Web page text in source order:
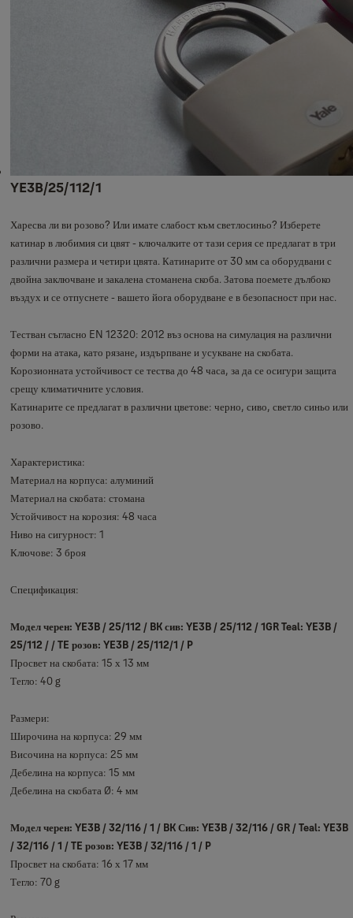
YE3B/25/112/1
Харесва ли ви розово? Или имате слабост към светлосиньо? Изберете
катинар в любимия си цвят - ключалките от тази серия се предлагат в три
различни размера и четири цвята. Катинарите от 30 мм са оборудвани с
двойна заключване и закалена стоманена скоба. Затова поемете дълбоко
въздух и се отпуснете - вашето йога оборудване е в безопасност при нас.
Тестван съгласно EN 12320: 2012 въз основа на симулация на различни
форми на атака, като рязане, издърпване и усукване на скобата.
Корозионната устойчивост се тества до 48 часа, за да се осигури защита
срещу климатичните условия.
Катинарите се предлагат в различни цветове: черно, сиво, светло синьо или
розово.
Характеристика:
Материал на корпуса: алуминий
Материал на скобата: стомана
Устойчивост на корозия: 48 часа
Ниво на сигурност: 1
Ключове: 3 броя
Спецификация:
Модел черен: YE3B / 25/112 / BK сив: YE3B / 25/112 / 1GR Teal: YE3B /
25/112 / / TE розов: YE3B / 25/112/1 / P
Просвет на скобата: 15 х 13 мм
Тегло: 40 g
Размери:
Широчина на корпуса: 29 мм
Височина на корпуса: 25 мм
Дебелина на корпуса: 15 мм
Дебелина на скобата Ø: 4 мм
Модел черен: YE3B / 32/116 / 1 / BK Сив: YE3B / 32/116 / GR / Teal: YE3B
/ 32/116 / 1 / TE розов: YE3B / 32/116 / 1 / P
Просвет на скобата: 16 х 17 мм
Тегло: 70 g